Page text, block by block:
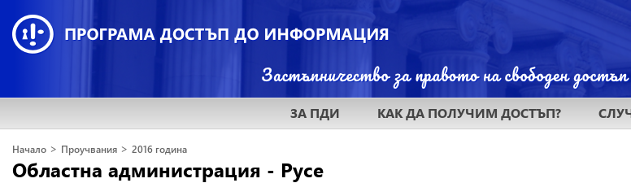
ЗА ПДИ КАК ДА ПОЛУЧИМ ДОСТЪП?
Начало > Проучвания > 2016 година
Областна администрация - Русе